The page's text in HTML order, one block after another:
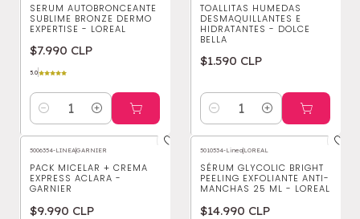
SERUM AUTOBRONCEANTE
SUBLIME BRONZE DERMO
EXPERTISE - LOREAL
$7.990 CLP
5.0
Cantidad
TOALLITAS HUMEDAS
DESMAQUILLANTES E
HIDRATANTES - DOLCE
BELLA
$1.590 CLP
Cantidad
5006354-LINEA|GARNIER
PACK MICELAR + CREMA
EXPRESS ACLARA -
GARNIER
$9.990 CLP
5010534-Linea|LOREAL
SÉRUM GLYCOLIC BRIGHT
PEELING EXFOLIANTE ANTI-
MANCHAS 25 ML - LOREAL
$14.990 CLP